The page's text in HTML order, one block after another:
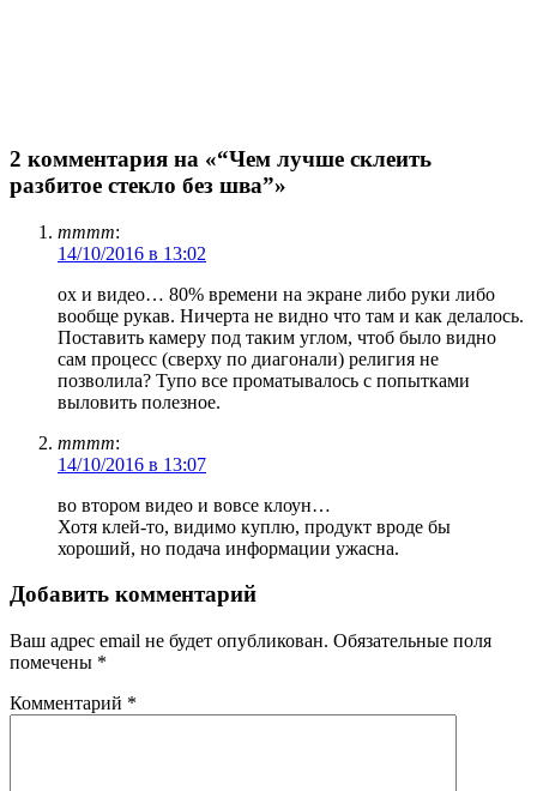
2 комментария на «“Чем лучше склеить
разбитое стекло без шва”»
тттт:
14/10/2016 в 13:02
ох и видео… 80% времени на экране либо руки либо
вообще рукав. Ничерта не видно что там и как делалось.
Поставить камеру под таким углом, чтоб было видно
сам процесс (сверху по диагонали) религия не
позволила? Тупо все проматывалось с попытками
выловить полезное.
тттт:
14/10/2016 в 13:07
во втором видео и вовсе клоун…
Хотя клей-то, видимо куплю, продукт вроде бы
хороший, но подача информации ужасна.
Добавить комментарий
Ваш адрес email не будет опубликован. Обязательные поля
помечены *
Комментарий *